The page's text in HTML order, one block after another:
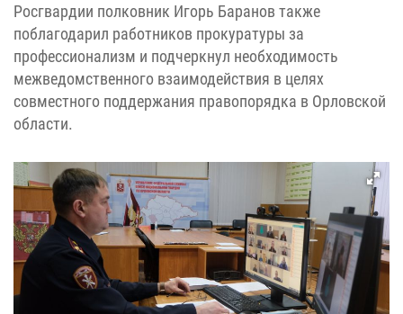
Росгвардии полковник Игорь Баранов также
поблагодарил работников прокуратуры за
профессионализм и подчеркнул необходимость
межведомственного взаимодействия в целях
совместного поддержания правопорядка в Орловской
области.